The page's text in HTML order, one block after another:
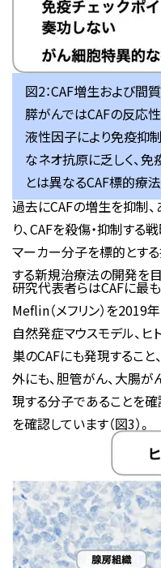
図2：CAF増生および
膵がんではCAFの反応
液性因子により免疫抑
なネオ抗原に乏しく、
とは異なるCAF標的療
過去にCAFの増生を抑制
り、CAFを殺傷・抑制す
マーカー分子を標的とす
する新規治療法の開発を目
研究代表者らはCAFに最
Meflin（メフリン）を
自然発症マウスモデル、
巣のCAFにも発現するこ
外にも、胆管がん、大腸
現する分子であることを
を確認しています（図3）。